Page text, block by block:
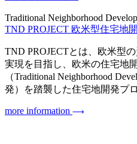
Traditional Neighborhood
TND PROJECT 欧米型住宅地
TND PROJECTとは、欧米型
実現を目指し、欧米の住宅地
（Traditional Neighborhood
発）を踏襲した住宅地開発プ
more information